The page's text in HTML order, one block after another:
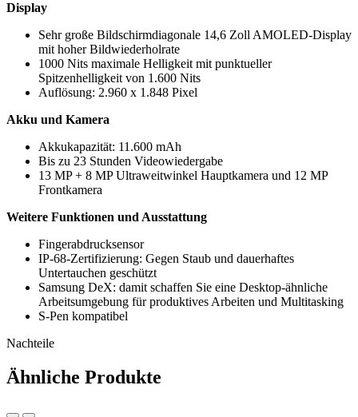
Display
Sehr große Bildschirmdiagonale 14,6 Zoll AMOLED-Display
mit hoher Bildwiederholrate
1000 Nits maximale Helligkeit mit punktueller
Spitzenhelligkeit von 1.600 Nits
Auflösung: 2.960 x 1.848 Pixel
Akku und Kamera
Akkukapazität: 11.600 mAh
Bis zu 23 Stunden Videowiedergabe
13 MP + 8 MP Ultraweitwinkel Hauptkamera und 12 MP
Frontkamera
Weitere Funktionen und Ausstattung
Fingerabdrucksensor
IP-68-Zertifizierung: Gegen Staub und dauerhaftes
Untertauchen geschützt
Samsung DeX: damit schaffen Sie eine Desktop-ähnliche
Arbeitsumgebung für produktives Arbeiten und Multitasking
S-Pen kompatibel
Nachteile
Ähnliche Produkte